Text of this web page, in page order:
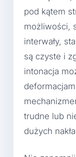
pod kątem
możliwości,
interwały,
są czyste i
intonacja
trudne lub
dużych